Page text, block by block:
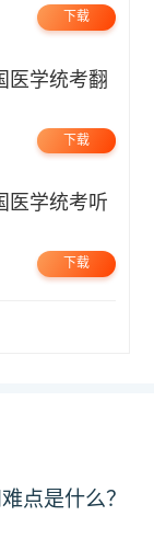
下载
下载
下载
点是什么？